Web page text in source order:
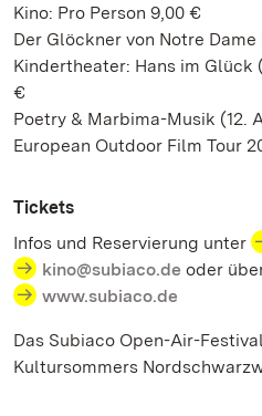
Kino: Pro Person 9,00 €
Der Glöckner von Notre
Kindertheater: Hans im Glück
€
Poetry & Marbima-Musik (12.
European Outdoor Film Tour
Tickets
Infos und Reservierung unter
kino@subiaco.de oder
www.subiaco.de
Das Subiaco Open-Air-
Kultursommers